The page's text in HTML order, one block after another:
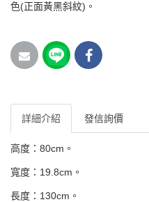
色(正面黃黑斜紋)。
詳細介紹 發信詢價
高度：80cm。
寬度：19.8cm。
長度：130cm。